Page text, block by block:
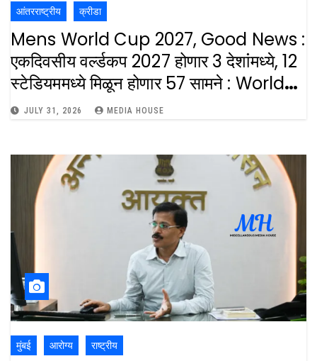
आंतरराष्ट्रीय क्रीडा
Mens World Cup 2027, Good News :
एकदिवसीय वर्ल्डकप 2027 होणार 3 देशांंमध्ये, 12
स्टेडियममध्ये मिळून होणार 57 सामने : World
Cup 2027, 3 Countries Hosts, 12
JULY 31, 2026 MEDIA HOUSE
मुंबई आरोग्य राष्ट्रीय